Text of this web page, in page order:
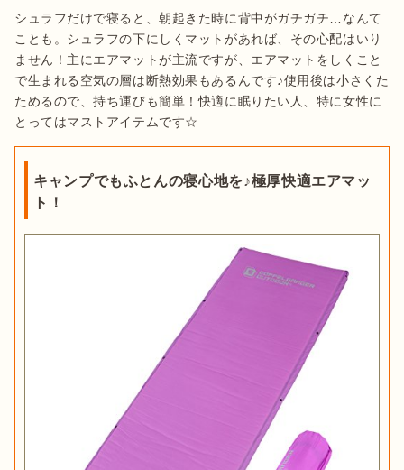
シュラフだけで寝ると、朝起きた時に背中がガチガチ…なんて
ことも。シュラフの下にしくマットがあれば、その心配はいり
ません！主にエアマットが主流ですが、エアマットをしくこと
で生まれる空気の層は断熱効果もあるんです♪使用後は小さくた
ためるので、持ち運びも簡単！快適に眠りたい人、特に女性に
とってはマストアイテムです☆
キャンプでもふとんの寝心地を♪極厚快適エアマッ
ト！